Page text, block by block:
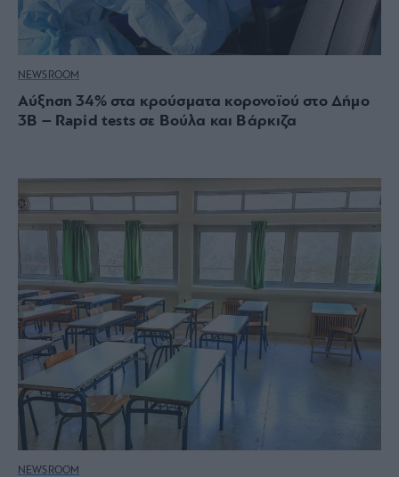
NEWSROOM
Αύξηση 34% στα κρούσματα κορονοϊού στο Δήμο
3Β – Rapid tests σε Βούλα και Βάρκιζα
NEWSROOM